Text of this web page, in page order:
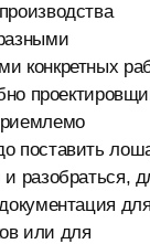
конкретных
поставить
и разобраться,
для
или для